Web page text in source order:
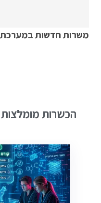
משרות חדשות במערכת
הכשרות